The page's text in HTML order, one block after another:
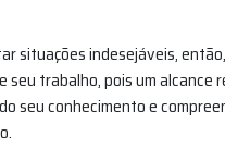
situações indesejáveis,
seu trabalho, pois um
seu conhecimento e